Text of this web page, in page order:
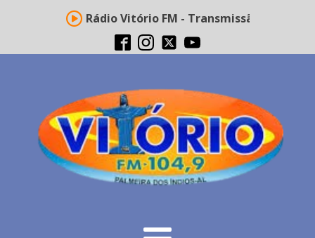
Rádio Vitório FM - Transmissão ao vivo